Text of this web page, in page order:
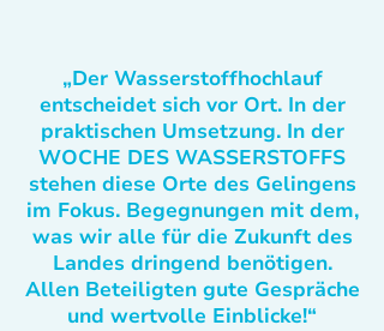
„Der Wasserstoffhochlauf
entscheidet sich vor Ort. In der
praktischen Umsetzung. In der
WOCHE DES WASSERSTOFFS
stehen diese Orte des Gelingens
im Fokus. Begegnungen mit dem,
was wir alle für die Zukunft des
Landes dringend benötigen.
Allen Beteiligten gute Gespräche
und wertvolle Einblicke!“